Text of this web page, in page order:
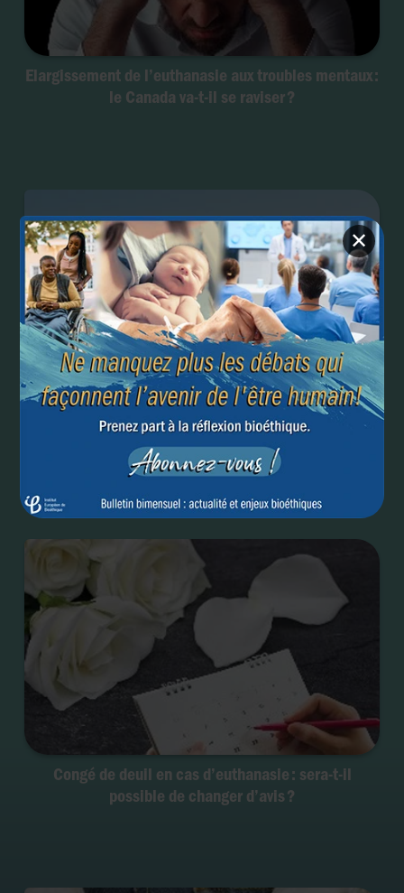
✕
Elargissement de l’euthanasie aux troubles mentaux :
le Canada va-t-il se raviser ?
France : le gouvernement va-t-il forcer l’adoption de
la loi sur l’euthanasie ?
Congé de deuil en cas d’euthanasie : sera-t-il
possible de changer d’avis ?